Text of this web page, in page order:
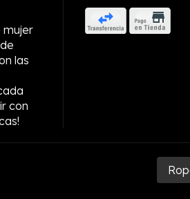
mujer
las
con